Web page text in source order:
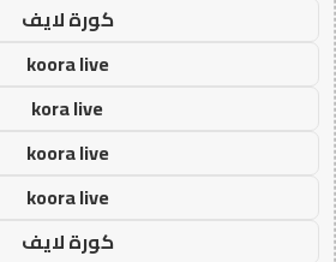
كورة لايف
koora live
kora live
koora live
koora live
كورة لايف